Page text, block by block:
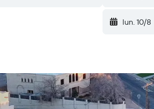
lun. 10/8